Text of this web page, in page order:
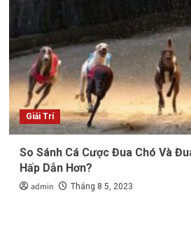
Giải Trí
So Sánh Cá Cược Đua Chó Và
Hấp Dẫn Hơn?
admin Tháng 8 5, 2023